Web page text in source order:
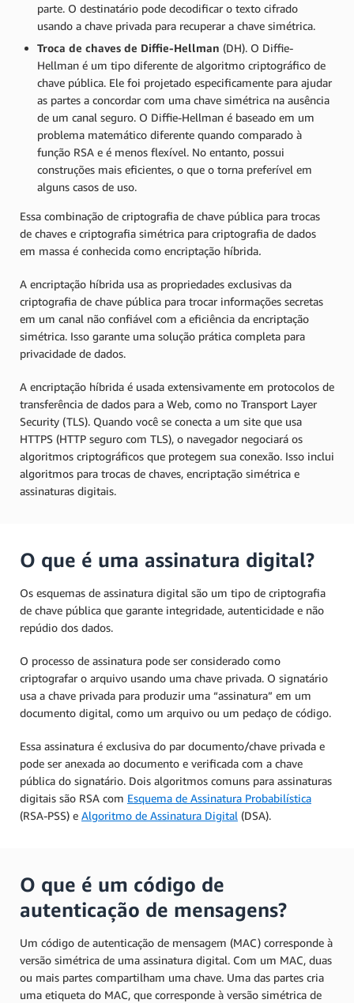
parte. O destinatário pode decodificar o texto cifrado
usando a chave privada para recuperar a chave simétrica.
Troca de chaves de Diffie-Hellman (DH). O Diffie-
Hellman é um tipo diferente de algoritmo criptográfico de
chave pública. Ele foi projetado especificamente para ajudar
as partes a concordar com uma chave simétrica na ausência
de um canal seguro. O Diffie-Hellman é baseado em um
problema matemático diferente quando comparado à
função RSA e é menos flexível. No entanto, possui
construções mais eficientes, o que o torna preferível em
alguns casos de uso.
Essa combinação de criptografia de chave pública para trocas
de chaves e criptografia simétrica para criptografia de dados
em massa é conhecida como encriptação híbrida.
A encriptação híbrida usa as propriedades exclusivas da
criptografia de chave pública para trocar informações secretas
em um canal não confiável com a eficiência da encriptação
simétrica. Isso garante uma solução prática completa para
privacidade de dados.
A encriptação híbrida é usada extensivamente em protocolos de
transferência de dados para a Web, como no Transport Layer
Security (TLS). Quando você se conecta a um site que usa
HTTPS (HTTP seguro com TLS), o navegador negociará os
algoritmos criptográficos que protegem sua conexão. Isso inclui
algoritmos para trocas de chaves, encriptação simétrica e
assinaturas digitais.
O que é uma assinatura digital?
Os esquemas de assinatura digital são um tipo de criptografia
de chave pública que garante integridade, autenticidade e não
repúdio dos dados.
O processo de assinatura pode ser considerado como
criptografar o arquivo usando uma chave privada. O signatário
usa a chave privada para produzir uma “assinatura” em um
documento digital, como um arquivo ou um pedaço de código.
Essa assinatura é exclusiva do par documento/chave privada e
pode ser anexada ao documento e verificada com a chave
pública do signatário. Dois algoritmos comuns para assinaturas
digitais são RSA com Esquema de Assinatura Probabilística
(RSA-PSS) e Algoritmo de Assinatura Digital (DSA).
O que é um código de
autenticação de mensagens?
Um código de autenticação de mensagem (MAC) corresponde à
versão simétrica de uma assinatura digital. Com um MAC, duas
ou mais partes compartilham uma chave. Uma das partes cria
uma etiqueta do MAC, que corresponde à versão simétrica de